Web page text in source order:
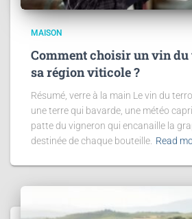
MAISON
Comment choisir un vin
sa région viticole ?
Résumé, verre à la main Le vin du
une terre qui bavarde, une météo
patte du vigneron qui encanaille la
destinée de chaque bouteille. Read